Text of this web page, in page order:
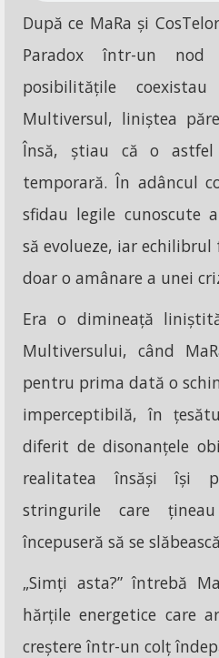
După ce MaRa și
Paradox într-un
posibilitățile
Multiversul, liniștea
Însă, știau că o
temporară. În adâncul
sfidau legile cunoscute
să evolueze, iar
doar o amânare a unei
Era o dimineață
Multiversului, când
pentru prima dată o
imperceptibilă, în
diferit de disonanțele
realitatea însăși își
stringurile care
începuseră să se
„Simți asta?” întrebă
hărțile energetice care
creștere într-un colț